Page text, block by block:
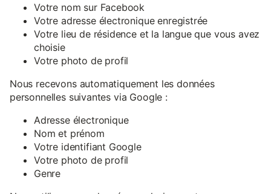
Votre nom sur Facebook
Votre adresse électronique enregistrée
Votre lieu de résidence et la langue que vous avez
choisie
Votre photo de profil
Nous recevons automatiquement les données
personnelles suivantes via Google :
Adresse électronique
Nom et prénom
Votre identifiant Google
Votre photo de profil
Genre